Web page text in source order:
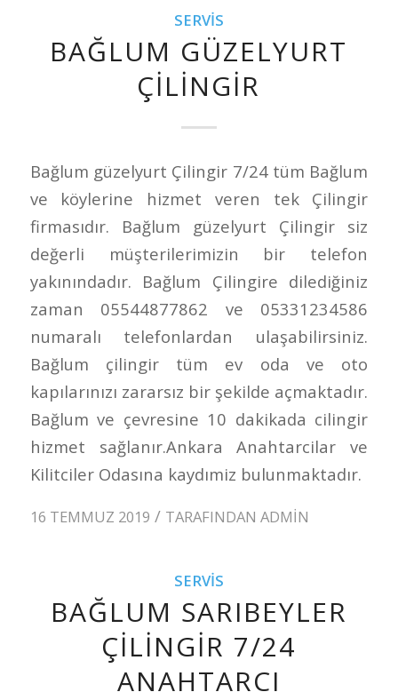
SERVIS
BAĞLUM GÜZELYURT
ÇILINGIR
Bağlum güzelyurt Çilingir 7/24 tüm Bağlum
ve köylerine hizmet veren tek Çilingir
firmasıdır. Bağlum güzelyurt Çilingir siz
değerli müşterilerimizin bir telefon
yakınındadır. Bağlum Çilingire dilediğiniz
zaman 05544877862 ve 05331234586
numaralı telefonlardan ulaşabilirsiniz.
Bağlum çilingir tüm ev oda ve oto
kapılarınızı zararsız bir şekilde açmaktadır.
Bağlum ve çevresine 10 dakikada cilingir
hizmet sağlanır.Ankara Anahtarcilar ve
Kilitciler Odasına kaydımiz bulunmaktadır.
16 TEMMUZ 2019 / TARAFINDAN ADMIN
SERVIS
BAĞLUM SARIBEYLER
ÇILINGIR 7/24
ANAHTARCI